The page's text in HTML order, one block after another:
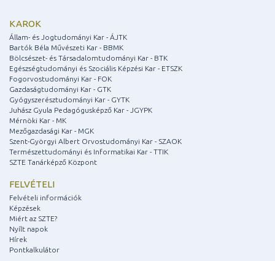
KAROK
Állam- és Jogtudományi Kar - ÁJTK
Bartók Béla Művészeti Kar - BBMK
Bölcsészet- és Társadalomtudományi Kar - BTK
Egészségtudományi és Szociális Képzési Kar - ETSZK
Fogorvostudományi Kar - FOK
Gazdaságtudományi Kar - GTK
Gyógyszerésztudományi Kar - GYTK
Juhász Gyula Pedagógusképző Kar - JGYPK
Mérnöki Kar - MK
Mezőgazdasági Kar - MGK
Szent-Györgyi Albert Orvostudományi Kar - SZAOK
Természettudományi és Informatikai Kar - TTIK
SZTE Tanárképző Központ
FELVÉTELI
Felvételi információk
Képzések
Miért az SZTE?
Nyílt napok
Hírek
Pontkalkulátor